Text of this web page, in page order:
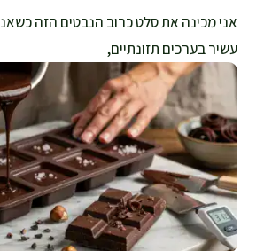
אני מכינה את סלט כרוב הנבטים הזה
עשיר בערכים תזונתיים,